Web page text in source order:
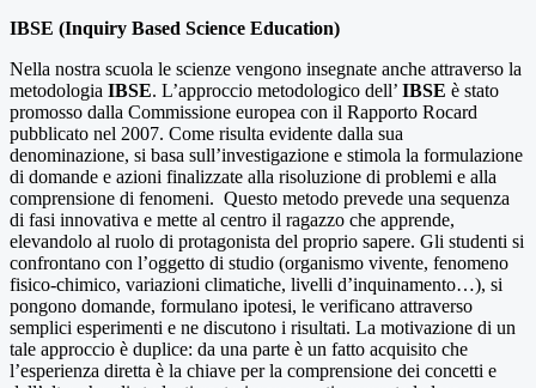
IBSE (Inquiry Based Science Education)
Nella nostra scuola le scienze vengono insegnate anche attraverso la
metodologia IBSE. L’approccio metodologico dell’ IBSE è stato
promosso dalla Commissione europea con il Rapporto Rocard
pubblicato nel 2007. Come risulta evidente dalla sua
denominazione, si basa sull’investigazione e stimola la formulazione
di domande e azioni finalizzate alla risoluzione di problemi e alla
comprensione di fenomeni. Questo metodo prevede una sequenza
di fasi innovativa e mette al centro il ragazzo che apprende,
elevandolo al ruolo di protagonista del proprio sapere. Gli studenti si
confrontano con l’oggetto di studio (organismo vivente, fenomeno
fisico-chimico, variazioni climatiche, livelli d’inquinamento…), si
pongono domande, formulano ipotesi, le verificano attraverso
semplici esperimenti e ne discutono i risultati. La motivazione di un
tale approccio è duplice: da una parte è un fatto acquisito che
l’esperienza diretta è la chiave per la comprensione dei concetti e